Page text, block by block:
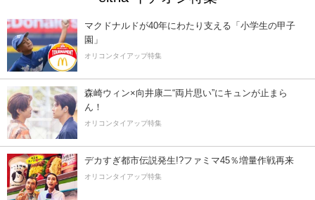
マクドナルドが40年にわたり支える「小学生の甲子
園」
オリコンタイアップ特集
森崎ウィン×向井康二“両片思い”にキュンが止まら
ん！
オリコンタイアップ特集
デカすぎ都市伝説発生!?ファミマ45％増量作戦再来
オリコンタイアップ特集